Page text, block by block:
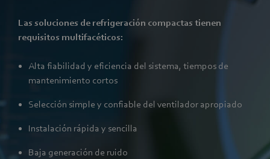
Las soluciones de refrigeración compactas tienen
requisitos multifacéticos:
Alta fiabilidad y eficiencia del sistema, tiempos de
mantenimiento cortos
Selección simple y confiable del ventilador apropiado
Instalación rápida y sencilla
Baja generación de ruido